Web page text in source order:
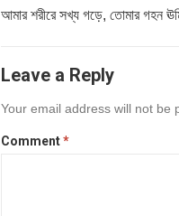
আমার শরীরে সখ্য গড়ে, তোমার গহন
Leave a Reply
Your email address will not be
Comment*